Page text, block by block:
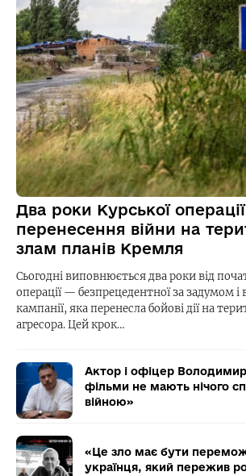
Два роки Курської
перенесення війни на
злам планів Кремля
Сьогодні виповнюється два роки від
операції — безпрецедентної за задумом
кампанії, яка перенесла бойові дії на
агресора. Цей крок…
Актор і офіцер
фільми не мають нічого
війною»
«Це зло має бути
українця, який пережив